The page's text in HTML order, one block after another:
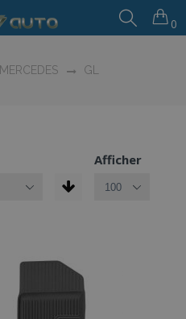
0
MERCEDES GL
Afficher